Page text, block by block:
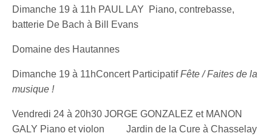
Dimanche 19 à 11h PAUL LAY Piano, contrebasse,
batterie De Bach à Bill Evans
Domaine des Hautannes
Dimanche 19 à 11hConcert ParticipatifFête / Faites de la
musique !
Vendredi 24 à 20h30 JORGE GONZALEZ et MANON
GALY Piano et violon Jardin de la Cure à Chasselay